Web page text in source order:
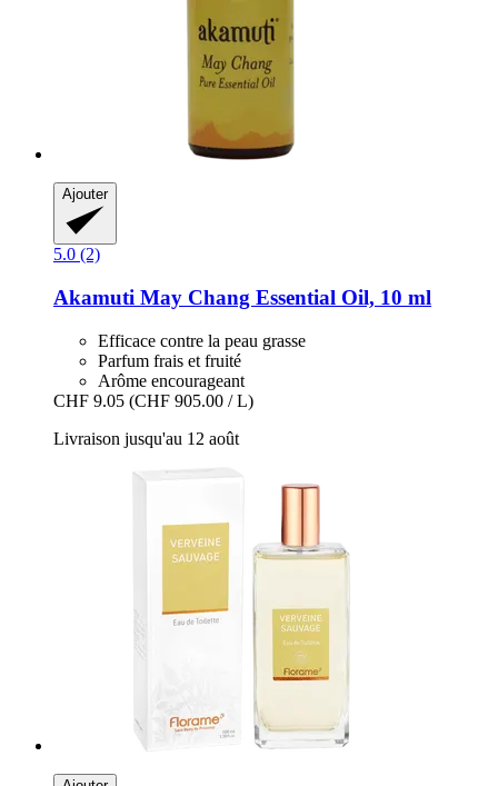
Ajouter
5.0 (2)
Akamuti May Chang Essential Oil, 10 ml
Efficace contre la peau grasse
Parfum frais et fruité
Arôme encourageant
CHF 9.05 (CHF 905.00 / L)
Livraison jusqu'au 12 août